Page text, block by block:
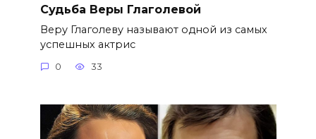
Судьба Веры Глаголевой
Веру Глаголеву называют одной из самых
успешных актрис
0 33